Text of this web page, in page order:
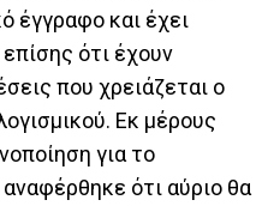
έγγραφο και έχει
ότι έχουν
που χρειάζεται ο
Εκ μέρους
για το
ότι αύριο θα